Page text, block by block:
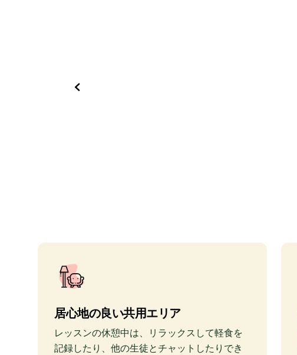
居心地の良い共用エリア
レッスンの休憩中は、リラックスして軽食を
記録したり、他の生徒とチャットしたりでき